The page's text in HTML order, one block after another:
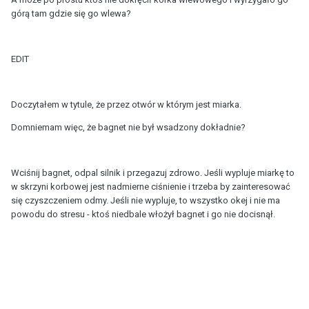
górą tam gdzie się go wlewa?
EDIT
Doczytałem w tytule, że przez otwór w którym jest miarka.
Domniemam więc, że bagnet nie był wsadzony dokładnie?
Wciśnij bagnet, odpal silnik i przegazuj zdrowo. Jeśli wypluje miarkę to
w skrzyni korbowej jest nadmierne ciśnienie i trzeba by zainteresować
się czyszczeniem odmy. Jeśli nie wypluje, to wszystko okej i nie ma
powodu do stresu - ktoś niedbale włożył bagnet i go nie docisnął.